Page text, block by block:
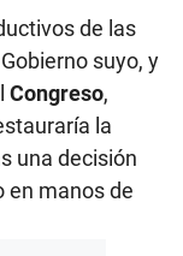
de las
suyo, y
Congreso,
la
una decisión
en manos de